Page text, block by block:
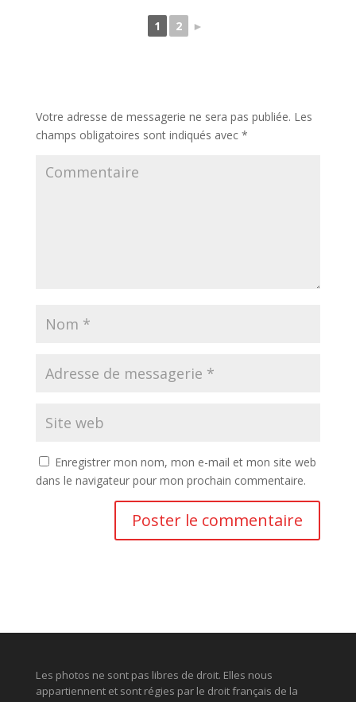
1 2 ►
Votre adresse de messagerie ne sera pas publiée. Les
champs obligatoires sont indiqués avec *
Enregistrer mon nom, mon e-mail et mon site web
dans le navigateur pour mon prochain commentaire.
Les photos ne sont pas libres de droit. Elles nous
appartiennent et sont régies par le droit français de la